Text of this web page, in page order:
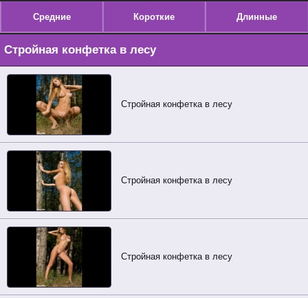
Средние Короткие Длинные
Стройная конфетка в лесу
Стройная конфетка в лесу
Стройная конфетка в лесу
Стройная конфетка в лесу